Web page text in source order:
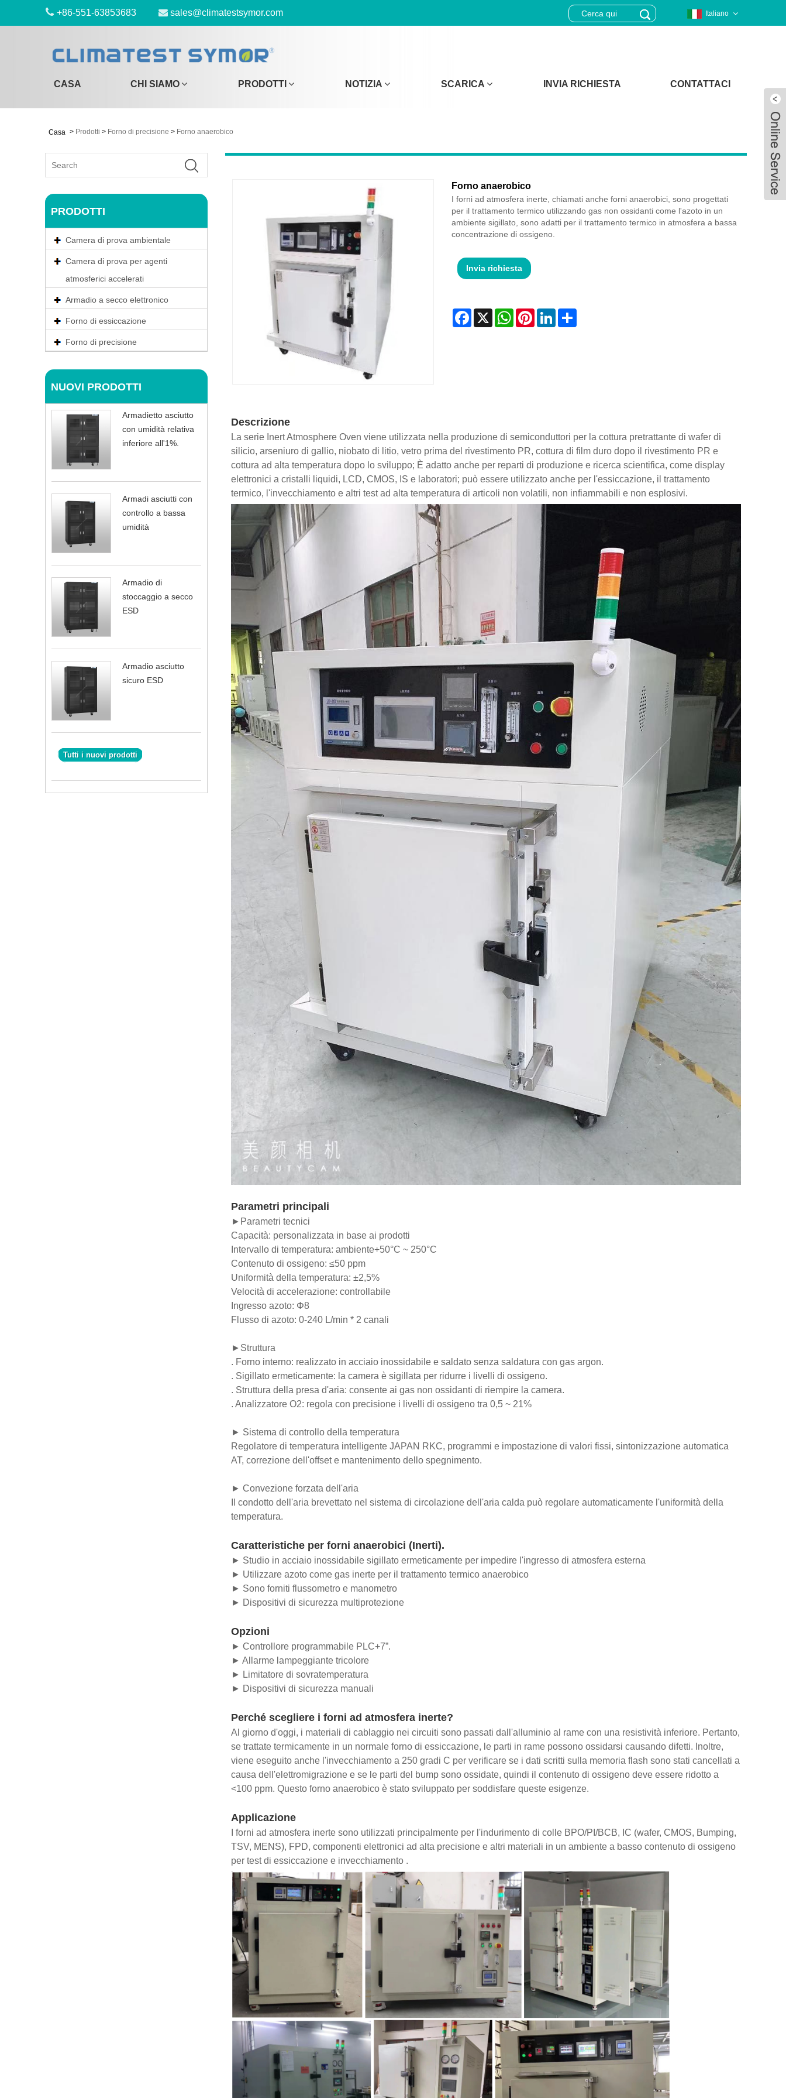
+86-551-63853683 sales@climatestsymor.com Italiano
CASA CHI SIAMO PRODOTTI NOTIZIA SCARICA INVIA RICHIESTA CONTATTACI
Casa > Prodotti > Forno di precisione > Forno anaerobico
PRODOTTI
Camera di prova ambientale
Camera di prova per agenti
atmosferici accelerati
Armadio a secco elettronico
Forno di essiccazione
Forno di precisione
NUOVI PRODOTTI
Armadietto asciutto
con umidità relativa
inferiore all'1%.
Armadi asciutti con
controllo a bassa
umidità
Armadio di
stoccaggio a secco
ESD
Armadio asciutto
sicuro ESD
Tutti i nuovi prodotti
Forno anaerobico
I forni ad atmosfera inerte, chiamati anche forni anaerobici, sono progettati
per il trattamento termico utilizzando gas non ossidanti come l'azoto in un
ambiente sigillato, sono adatti per il trattamento termico in atmosfera a bassa
concentrazione di ossigeno.
Invia richiesta
Facebook
X WhatsAppPinterestLinkedInShare
Descrizione
La serie Inert Atmosphere Oven viene utilizzata nella produzione di semiconduttori per la cottura pretrattante di wafer di
silicio, arseniuro di gallio, niobato di litio, vetro prima del rivestimento PR, cottura di film duro dopo il rivestimento PR e
cottura ad alta temperatura dopo lo sviluppo; È adatto anche per reparti di produzione e ricerca scientifica, come display
elettronici a cristalli liquidi, LCD, CMOS, IS e laboratori; può essere utilizzato anche per l'essiccazione, il trattamento
termico, l'invecchiamento e altri test ad alta temperatura di articoli non volatili, non infiammabili e non esplosivi.
Parametri principali
►Parametri tecnici
Capacità: personalizzata in base ai prodotti
Intervallo di temperatura: ambiente+50°C ~ 250°C
Contenuto di ossigeno: ≤50 ppm
Uniformità della temperatura: ±2,5%
Velocità di accelerazione: controllabile
Ingresso azoto: Φ8
Flusso di azoto: 0-240 L/min * 2 canali
►Struttura
. Forno interno: realizzato in acciaio inossidabile e saldato senza saldatura con gas argon.
. Sigillato ermeticamente: la camera è sigillata per ridurre i livelli di ossigeno.
. Struttura della presa d'aria: consente ai gas non ossidanti di riempire la camera.
. Analizzatore O2: regola con precisione i livelli di ossigeno tra 0,5 ~ 21%
► Sistema di controllo della temperatura
Regolatore di temperatura intelligente JAPAN RKC, programmi e impostazione di valori fissi, sintonizzazione automatica
AT, correzione dell'offset e mantenimento dello spegnimento.
► Convezione forzata dell'aria
Il condotto dell'aria brevettato nel sistema di circolazione dell'aria calda può regolare automaticamente l'uniformità della
temperatura.
Caratteristiche per forni anaerobici (Inerti).
► Studio in acciaio inossidabile sigillato ermeticamente per impedire l'ingresso di atmosfera esterna
► Utilizzare azoto come gas inerte per il trattamento termico anaerobico
► Sono forniti flussometro e manometro
► Dispositivi di sicurezza multiprotezione
Opzioni
► Controllore programmabile PLC+7”.
► Allarme lampeggiante tricolore
► Limitatore di sovratemperatura
► Dispositivi di sicurezza manuali
Perché scegliere i forni ad atmosfera inerte?
Al giorno d'oggi, i materiali di cablaggio nei circuiti sono passati dall'alluminio al rame con una resistività inferiore. Pertanto,
se trattate termicamente in un normale forno di essiccazione, le parti in rame possono ossidarsi causando difetti. Inoltre,
viene eseguito anche l'invecchiamento a 250 gradi C per verificare se i dati scritti sulla memoria flash sono stati cancellati a
causa dell'elettromigrazione e se le parti del bump sono ossidate, quindi il contenuto di ossigeno deve essere ridotto a
<100 ppm. Questo forno anaerobico è stato sviluppato per soddisfare queste esigenze.
Applicazione
I forni ad atmosfera inerte sono utilizzati principalmente per l'indurimento di colle BPO/PI/BCB, IC (wafer, CMOS, Bumping,
TSV, MENS), FPD, componenti elettronici ad alta precisione e altri materiali in un ambiente a basso contenuto di ossigeno
per test di essiccazione e invecchiamento .